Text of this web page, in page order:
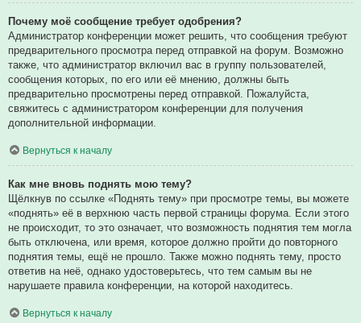
Почему моё сообщение требует одобрения?
Администратор конференции может решить, что сообщения требуют
предварительного просмотра перед отправкой на форум. Возможно
также, что администратор включил вас в группу пользователей,
сообщения которых, по его или её мнению, должны быть
предварительно просмотрены перед отправкой. Пожалуйста,
свяжитесь с администратором конференции для получения
дополнительной информации.
Вернуться к началу
Как мне вновь поднять мою тему?
Щёлкнув по ссылке «Поднять тему» при просмотре темы, вы можете
«поднять» её в верхнюю часть первой страницы форума. Если этого
не происходит, то это означает, что возможность поднятия тем могла
быть отключена, или время, которое должно пройти до повторного
поднятия темы, ещё не прошло. Также можно поднять тему, просто
ответив на неё, однако удостоверьтесь, что тем самым вы не
нарушаете правила конференции, на которой находитесь.
Вернуться к началу